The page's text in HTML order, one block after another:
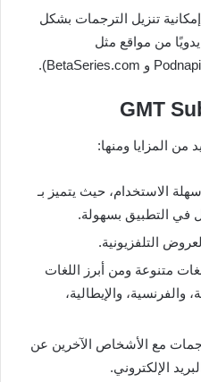
تنزيل الترجمات بشكل
من مواقع مثل
الاستخدام، حيث يتميز بـ
التلفزيونية.
متنوعة ومن أبرز اللغات
والفرنسية، والإيطالية،
مع الأشخاص الآخرين عن
الإلكتروني.